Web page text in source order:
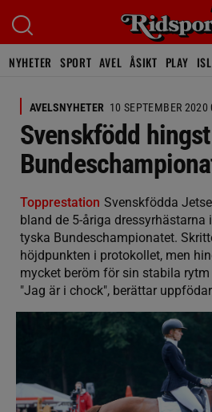
NYHETER SPORT AVEL ÅSIKT PLAY
AVELSNYHETER 10 SEPTEMBER 2020
Svenskfödd
Topprestation Svenskfödda
bland de 5-åriga dressyrhästarna
tyska Bundeschampionatet.
höjdpunkten i protokollet, men
mycket beröm för sin stabila
"Jag är i chock", berättar